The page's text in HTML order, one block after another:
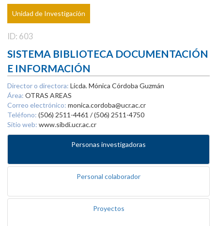
Unidad de Investigación
ID: 603
SISTEMA BIBLIOTECA DOCUMENTACIÓN
E INFORMACIÓN
Director o directora: Licda. Mónica Córdoba Guzmán
Área: OTRAS AREAS
Correo electrónico: monica.cordoba@ucr.ac.cr
Teléfono: (506) 2511-4461 / (506) 2511-4750
Sitio web: www.sibdi.ucr.ac.cr
Personas investigadoras
Personal colaborador
Proyectos